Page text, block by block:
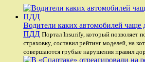
Водители каких автомобилей чаще
ПДД Портал Insurify, который позволяет
страховку, составил рейтинг моделей, на
совершаются грубые нарушения правил